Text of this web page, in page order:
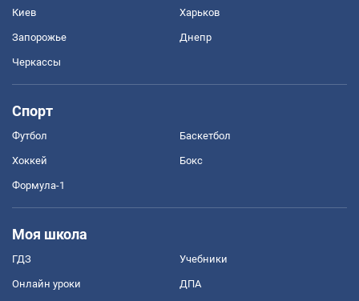
Киев Харьков
Запорожье Днепр
Черкассы
Спорт
Футбол Баскетбол
Хоккей Бокс
Формула-1
Моя школа
ГДЗ Учебники
Онлайн уроки ДПА